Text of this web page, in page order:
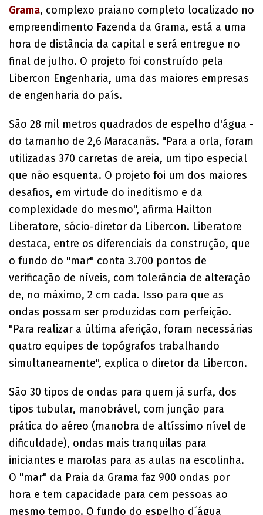
Grama, complexo praiano completo localizado no
empreendimento Fazenda da Grama, está a uma
hora de distância da capital e será entregue no
final de julho. O projeto foi construído pela
Libercon Engenharia, uma das maiores empresas
de engenharia do país.
São 28 mil metros quadrados de espelho d'água -
do tamanho de 2,6 Maracanãs. "Para a orla, foram
utilizadas 370 carretas de areia, um tipo especial
que não esquenta. O projeto foi um dos maiores
desafios, em virtude do ineditismo e da
complexidade do mesmo", afirma Hailton
Liberatore, sócio-diretor da Libercon. Liberatore
destaca, entre os diferenciais da construção, que
o fundo do "mar" conta 3.700 pontos de
verificação de níveis, com tolerância de alteração
de, no máximo, 2 cm cada. Isso para que as
ondas possam ser produzidas com perfeição.
"Para realizar a última aferição, foram necessárias
quatro equipes de topógrafos trabalhando
simultaneamente", explica o diretor da Libercon.
São 30 tipos de ondas para quem já surfa, dos
tipos tubular, manobrável, com junção para
prática do aéreo (manobra de altíssimo nível de
dificuldade), ondas mais tranquilas para
iniciantes e marolas para as aulas na escolinha.
O "mar" da Praia da Grama faz 900 ondas por
hora e tem capacidade para cem pessoas ao
mesmo tempo. O fundo do espelho d´água